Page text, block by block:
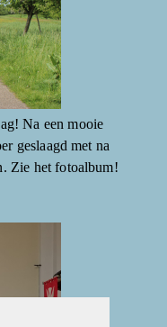
Na een mooie
geslaagd met na
Zie het fotoalbum!